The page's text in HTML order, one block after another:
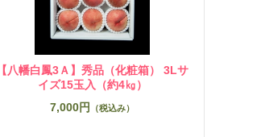
【八幡白鳳3Ａ】秀品（化粧箱） 3Lサ
イズ15玉入（約4㎏）
7,000円
（税込み）